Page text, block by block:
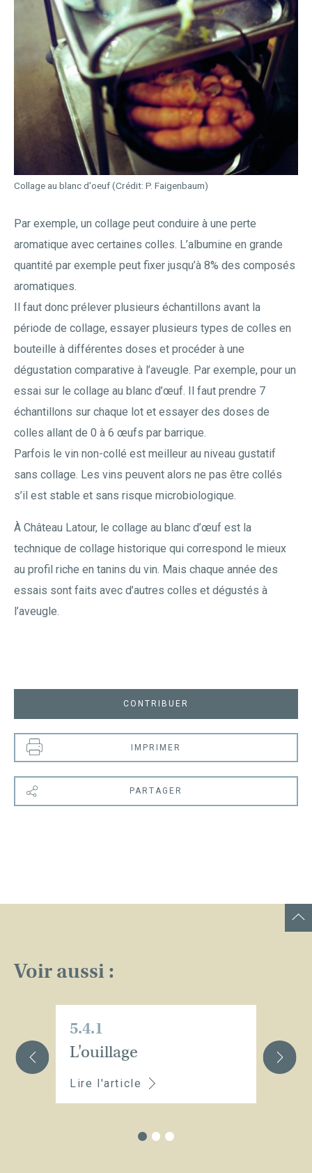
Collage au blanc d'oeuf (Crédit: P. Faigenbaum)
Par exemple, un collage peut conduire à une perte
aromatique avec certaines colles. L’albumine en grande
quantité par exemple peut fixer jusqu’à 8% des composés
aromatiques.
Il faut donc prélever plusieurs échantillons avant la
période de collage, essayer plusieurs types de colles en
bouteille à différentes doses et procéder à une
dégustation comparative à l’aveugle. Par exemple, pour un
essai sur le collage au blanc d’œuf. Il faut prendre 7
échantillons sur chaque lot et essayer des doses de
colles allant de 0 à 6 œufs par barrique.
Parfois le vin non-collé est meilleur au niveau gustatif
sans collage. Les vins peuvent alors ne pas être collés
s’il est stable et sans risque microbiologique.
À Château Latour, le collage au blanc d’œuf est la
technique de collage historique qui correspond le mieux
au profil riche en tanins du vin. Mais chaque année des
essais sont faits avec d’autres colles et dégustés à
l’aveugle.
CONTRIBUER
IMPRIMER
PARTAGER
Voir aussi :
5.4.1
L'ouillage
Lire l'article